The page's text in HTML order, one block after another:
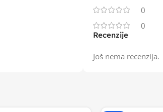
0
0
Recenzije
Još nema recenzija.